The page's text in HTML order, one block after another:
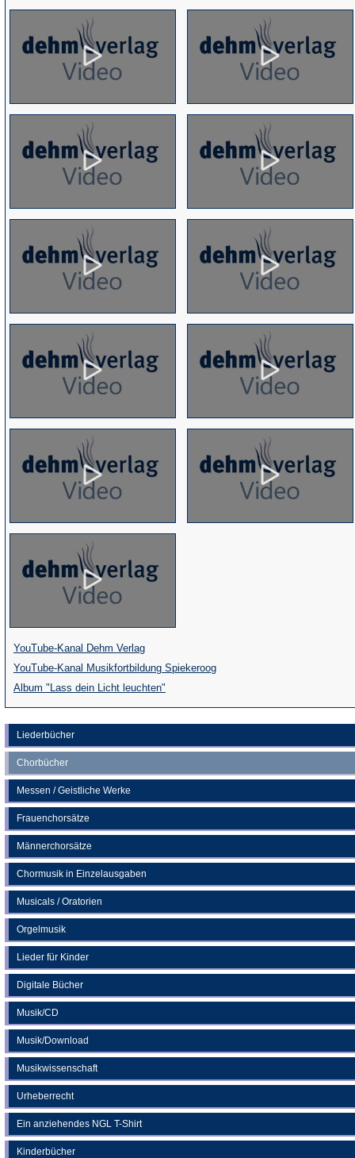
Liederbücher
Chorbücher
Messen / Geistliche Werke
Frauenchorsätze
Männerchorsätze
Chormusik in Einzelausgaben
Musicals / Oratorien
Orgelmusik
Lieder für Kinder
Digitale Bücher
Musik/CD
Musik/Download
Musikwissenschaft
Urheberrecht
Ein anziehendes NGL T-Shirt
Kinderbücher
YouTube-Kanal Dehm Verlag(Öffnet
in
einem
neuen
Tab)
YouTube-Kanal Musikfortbildung Spiekeroog(Öffnet
einem
neuen
Tab)
Album "Lass dein Licht leuchten"
in
einem
neuen